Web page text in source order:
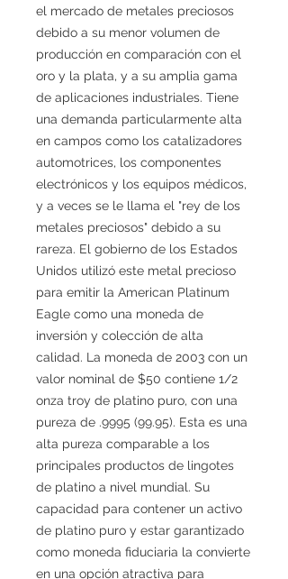
el mercado de metales preciosos
debido a su menor volumen de
producción en comparación con el
oro y la plata, y a su amplia gama
de aplicaciones industriales. Tiene
una demanda particularmente alta
en campos como los catalizadores
automotrices, los componentes
electrónicos y los equipos médicos,
y a veces se le llama el "rey de los
metales preciosos" debido a su
rareza. El gobierno de los Estados
Unidos utilizó este metal precioso
para emitir la American Platinum
Eagle como una moneda de
inversión y colección de alta
calidad. La moneda de 2003 con un
valor nominal de $50 contiene 1/2
onza troy de platino puro, con una
pureza de .9995 (99.95). Esta es una
alta pureza comparable a los
principales productos de lingotes
de platino a nivel mundial. Su
capacidad para contener un activo
de platino puro y estar garantizado
como moneda fiduciaria la convierte
en una opción atractiva para